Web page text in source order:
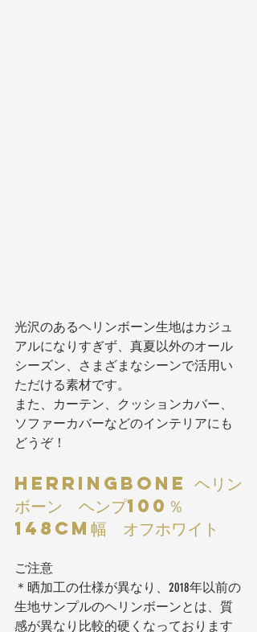
光沢のあるヘリンボーン生地はカジュ
アルになりすぎず、真夏以外のオール
シーズン、さまざまなシーンで活用い
ただける素材です。
また、カーテン、クッションカバー、
ソファーカバーなどのインテリアにも
どうぞ！
HERRINGBONE ヘリン
ボーン  ヘンプ100％
148cm幅  オフホワイト
ご注意
＊晒加工の仕様が異なり、2018年以前の
生地サンプルのヘリンボーンとは、質
感が異なり比較的硬くなっております